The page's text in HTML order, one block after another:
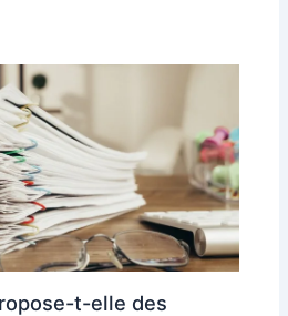
t-elle des